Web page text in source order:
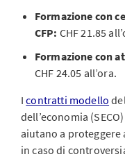
Formazione con
CFP: CHF 21.85
Formazione con
CHF 24.05 all’ora.
Icontratti modello
dell’economia
aiutano a proteggere
in caso di